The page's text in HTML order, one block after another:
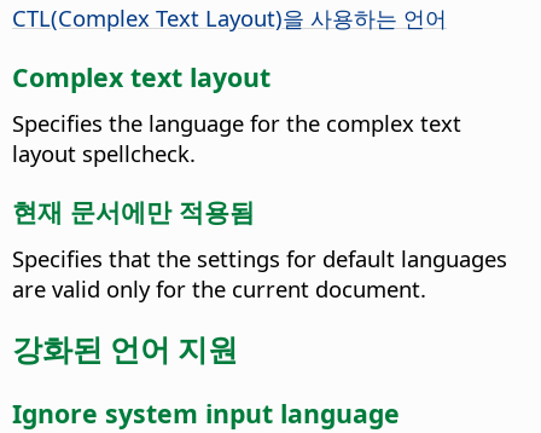
CTL(Complex Text Layout)을 사용하는 언어
Complex text layout
Specifies the language for the complex text
layout spellcheck.
현재 문서에만 적용됨
Specifies that the settings for default languages
are valid only for the current document.
강화된 언어 지원
Ignore system input language